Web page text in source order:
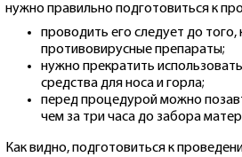
нужно правильно подготовиться к
проводить его следует до того,
противовирусные препараты;
нужно прекратить
средства для носа и горла;
перед процедурой можно
чем за три часа до забора
Как видно, подготовиться к